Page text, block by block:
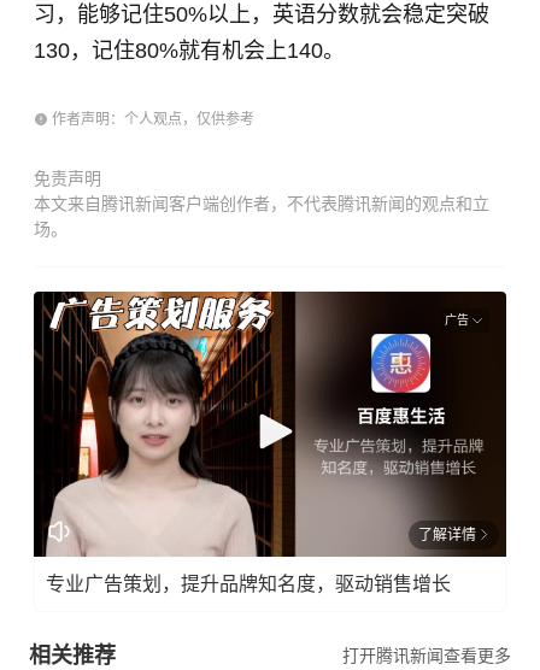
习，能够记住50%以上，英语分数就会稳定突破
130，记住80%就有机会上140。
作者声明：个人观点，仅供参考
免责声明
本文来自腾讯新闻客户端创作者，不代表腾讯新闻的观点和立
场。
广告
了解详情
专业广告策划，提升品牌知名度，驱动销售增长
相关推荐 打开腾讯新闻查看更多